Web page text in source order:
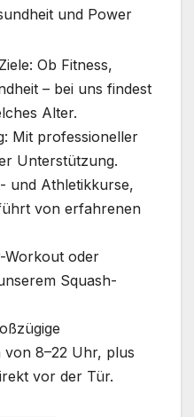
und Power
Ob Fitness,
– bei uns findest
Alter.
Mit professioneller
Unterstützung.
und Athletikkurse,
von erfahrenen
Workout oder
Squash-
von 8–22 Uhr, plus
vor der Tür.